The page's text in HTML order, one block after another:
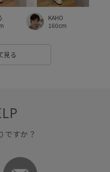
ック ブルー
イト ボーダー
メンズライク
リネン リボンデザイン
勤用 金ボタン
KAHO
160cm
見る
ですか？